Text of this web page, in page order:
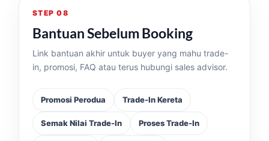
STEP 08
Bantuan Sebelum Booking
Link bantuan akhir untuk buyer yang mahu trade-
in, promosi, FAQ atau terus hubungi sales advisor.
Promosi Perodua Trade-In Kereta
Semak Nilai Trade-In Proses Trade-In